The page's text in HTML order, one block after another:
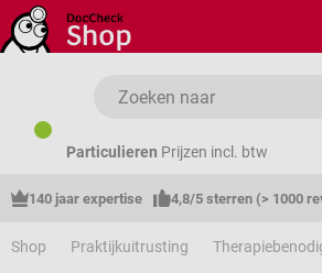
Ga naar de hoofdinhoud
Particulieren Prijzen incl. btw
140 jaar expertise 4,8/5 sterren (> 1000
Shop Praktijkuitrusting